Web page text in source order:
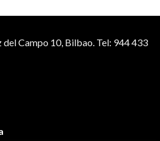
del Campo 10, Bilbao. Tel: 944 433